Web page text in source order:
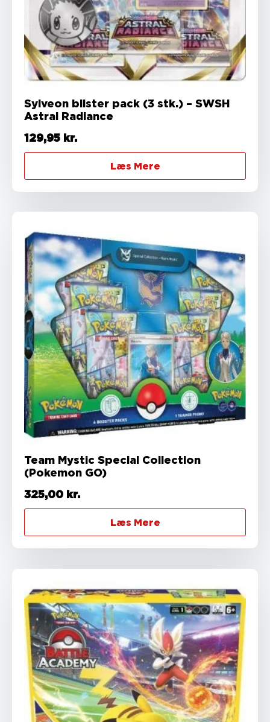
Sylveon blister pack (3 stk.) – SWSH
Astral Radiance
129,95 kr.
Læs Mere
Team Mystic Special Collection
(Pokemon GO)
325,00 kr.
Læs Mere